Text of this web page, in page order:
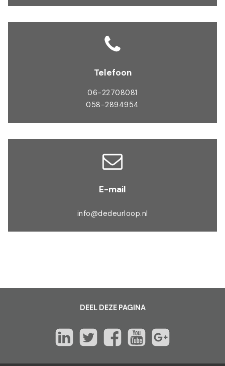
Telefoon
06-22708081
058-2894954
E-mail
info@dedeurloop.nl
DEEL DEZE PAGINA